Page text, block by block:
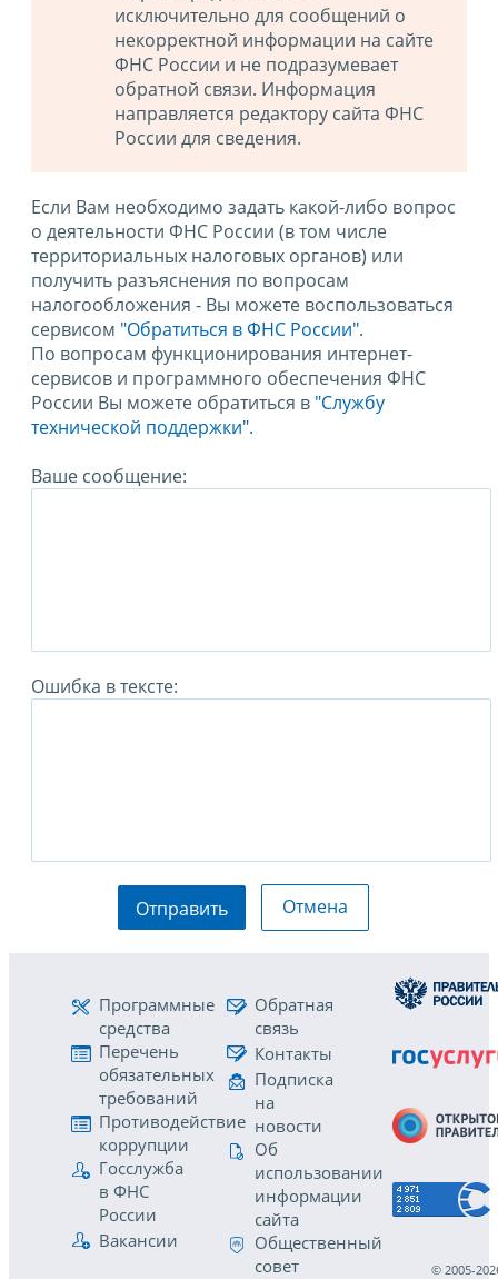
исключительно для сообщений о
некорректной информации на сайте
ФНС России и не подразумевает
обратной связи. Информация
направляется редактору сайта ФНС
России для сведения.
Если Вам необходимо задать какой-либо вопрос
о деятельности ФНС России (в том числе
территориальных налоговых органов) или
получить разъяснения по вопросам
налогообложения - Вы можете воспользоваться
сервисом "Обратиться в ФНС России".
По вопросам функционирования интернет-
сервисов и программного обеспечения ФНС
России Вы можете обратиться в "Службу
технической поддержки".
Ваше сообщение:
Ошибка в тексте:
Отправить Отмена
Программные
средства
Перечень
обязательных
требований
Противодействие
коррупции
Госслужба
в ФНС
России
Вакансии
Обратная
связь
Контакты
Подписка
на
новости
Об
использовании
информации
сайта
Общественный
совет
© 2005-